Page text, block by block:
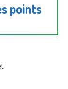
points